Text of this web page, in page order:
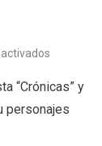
en
(23/06/
“Crónicas” y
personajes